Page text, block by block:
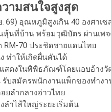
ามสนใจสูงสุด
. 69) อุณหภูมิสูงเกิน 40 องศาเซ
นหุ้นที่บ้าน พร้อมวุฒิบัตร ผ่านเพ
RM-70 ประชิดชายแดนไทย
ทำให้เกิดผื่นคันได้
สดงในพิพิธภัณฑ์โดยแอบอ้าง
บสมัครพนักงานแพ็กของทำง
ยลำกลางอ่าวไทย
ลำไส้ใหญ่ระยะเริ่มต้น